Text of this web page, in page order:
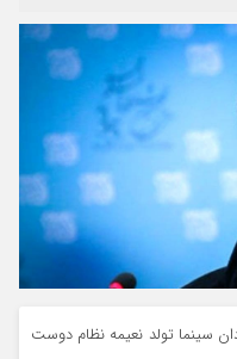
سینما تولد نعیمه نظام دوست